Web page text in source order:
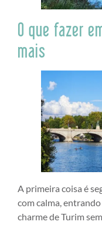
O que fazer
mais
A primeira coisa é
com calma,
charme de Turim